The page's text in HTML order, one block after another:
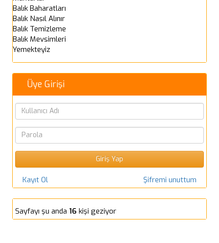
Balık Baharatları
Balık Nasıl Alınır
Balık Temizleme
Balık Mevsimleri
Yemekteyiz
Üye Girişi
Kayıt Ol Şifremi unuttum
Sayfayı şu anda 16 kişi geziyor